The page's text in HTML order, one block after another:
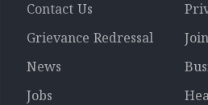
Contact Us
Grievance Redressal
News
Jobs